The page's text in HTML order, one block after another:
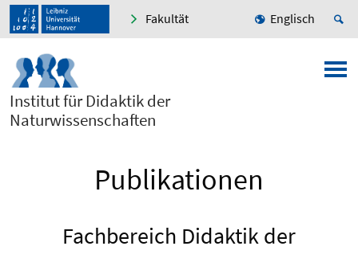
Fakultät Englisch
Institut für Didaktik der
Naturwissenschaften
Publikationen
Fachbereich Didaktik der